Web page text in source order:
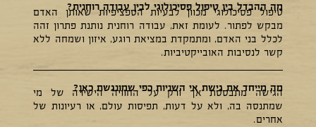
מה ההבדל בין טיפול פסיכולוגי לבין עבודה רוחנית?
טיפול פסיכולוגי מכוון לבעיות הספציפיות שאותן האדם
מבקש לפתור. לעומת זאת, עבודה רוחנית נותנת פתרון זהה
לכלל בני האדם, ומתמקדת במציאת רוגע, איזון ושמחה ללא
קשר לנסיבות האובייקטיביות.
מה מייחד את גישת אי השניות כפי שמונגשת כאן?
הגישה מתבססת אך ורק על החוויה הישירה של מי
שמתנסה בה, ולא על דעות, תפיסות עולם, או רעיונות של
אחרים.